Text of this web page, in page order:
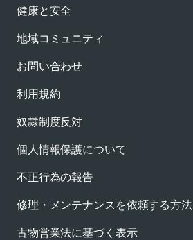
健康と安全
地域コミュニティ
お問い合わせ
利用規約
奴隷制度反対
個人情報保護について
不正行為の報告
修理・メンテナンスを依頼する方法
古物営業法に基づく表示